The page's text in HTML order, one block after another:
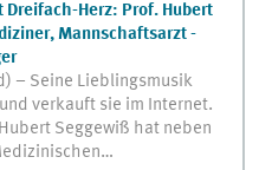
Dreifach-Herz: Prof. Hubert
Mannschaftsarzt -
– Seine Lieblingsmusik
verkauft sie im Internet.
Seggewiß hat neben